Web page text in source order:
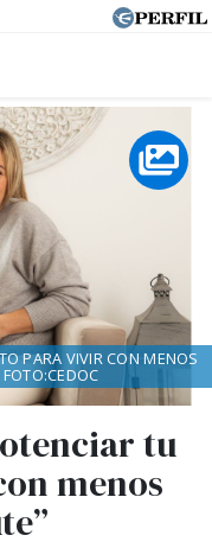
tu
menos
PARA VIVIR CON MENOS